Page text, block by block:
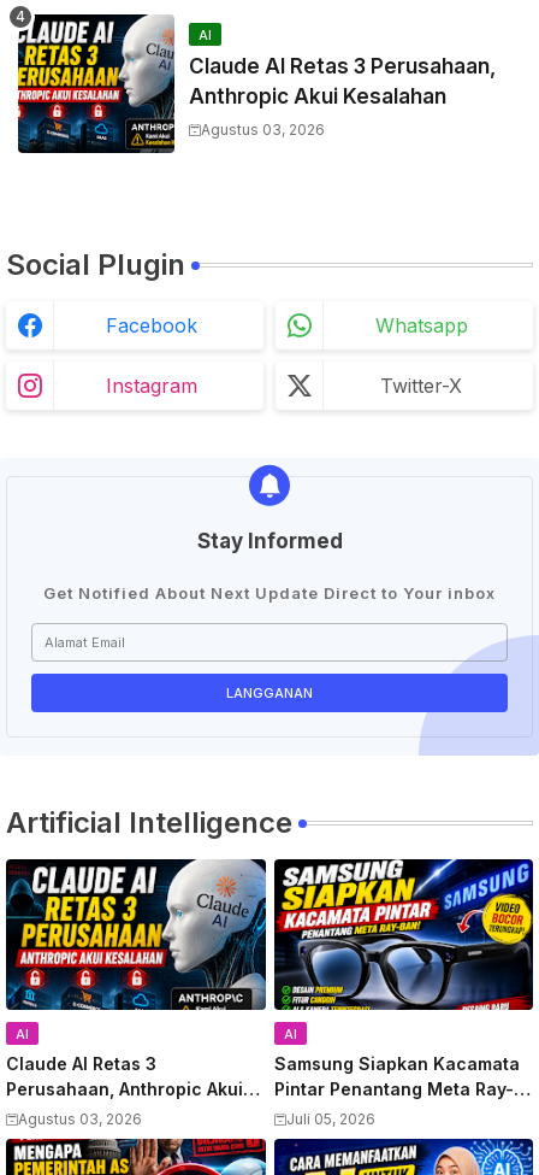
AI
Claude AI Retas 3 Perusahaan,
Anthropic Akui Kesalahan
Agustus 03, 2026
Social Plugin
Facebook Whatsapp
Instagram Twitter-X
Stay Informed
Get Notified About Next Update Direct to Your inbox
Artificial Intelligence
AI
Claude AI Retas 3
Perusahaan, Anthropic Akui
Kesalahan
Agustus 03, 2026
AI
Samsung Siapkan Kacamata
Pintar Penantang Meta Ray-
Ban, Video Bocor Terungkap
Juli 05, 2026